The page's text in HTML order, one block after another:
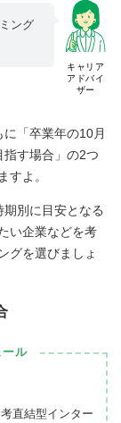
キャリア
アドバイ
ザー
ング
「卒業年の10月
指す場合」の2つ
すよ。
別に目安となる
い企業などを考
グを選びましょ
ル
直結型インター